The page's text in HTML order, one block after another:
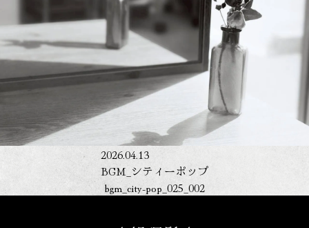
2026.04.13
BGM_シティーポップ
bgm_city-pop_025_002